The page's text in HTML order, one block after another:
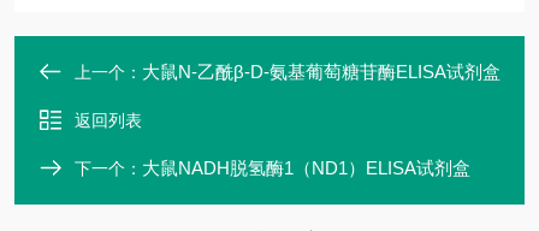
上一个： 大鼠N-乙酰β-D-氨基葡萄糖苷酶ELISA试剂盒
返回列表
下一个： 大鼠NADH脱氢酶1（ND1）ELISA试剂盒